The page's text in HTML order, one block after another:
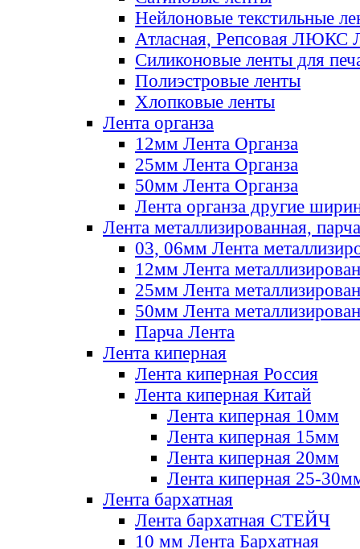
Нейлоновые текстильные
Атласная, Репсовая ЛЮКС
Силиконовые ленты для
Полиэстровые ленты
Хлопковые ленты
Лента органза
12мм Лента Органза
25мм Лента Органза
50мм Лента Органза
Лента органза другие
Лента металлизированная, парча
03, 06мм Лента
12мм Лента
25мм Лента
50мм Лента
Парча Лента
Лента киперная
Лента киперная Россия
Лента киперная Китай
Лента киперная 10мм
Лента киперная 15мм
Лента киперная 20мм
Лента киперная 25-
Лента бархатная
Лента бархатная СТЕЙЧ
10 мм Лента Бархатная